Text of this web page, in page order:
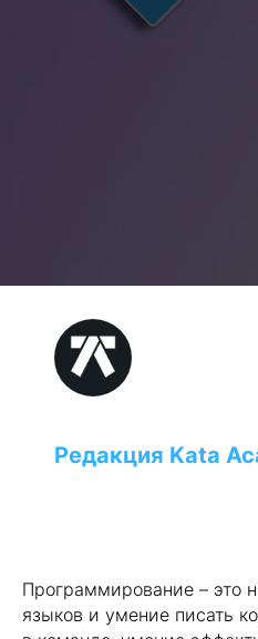
Редакция Kata
Программирование – это
языков и умение писать
Узнай свою
IT-калькулятор